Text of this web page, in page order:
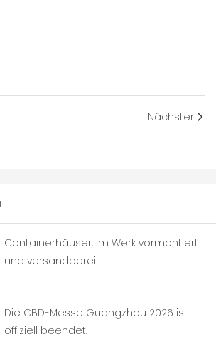
Nächster
Containerhäuser, im Werk vormontiert
und versandbereit
Die CBD-Messe Guangzhou 2026 ist
offiziell beendet.